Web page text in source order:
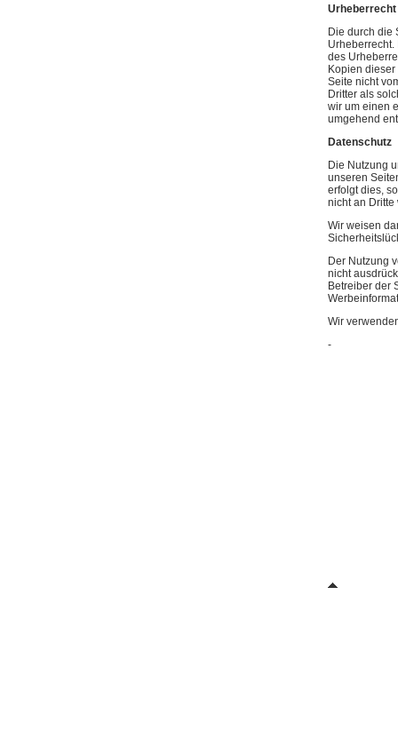
Urheberrecht
Die durch die
des
Kopien
Seite nicht
Dritter als
wir um einen
umgehend
Datenschutz
Die Nutzung
unseren
erfolgt dies,
nicht an
Wir weisen
Der Nutzung
nicht
Betreiber der
Wir
-